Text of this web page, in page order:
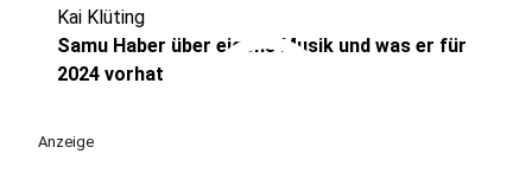
play_circle
Kai Klüting
Samu Haber über eigene Musik und was er für
2024 vorhat
Anzeige